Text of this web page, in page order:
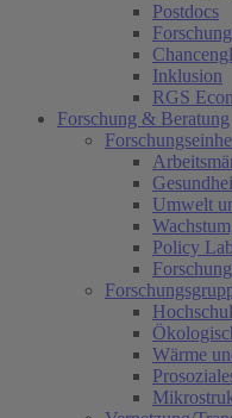
Postdocs
Inklusion
RGS Econ
Forschung & Beratung
Umwelt
Policy
Wärme